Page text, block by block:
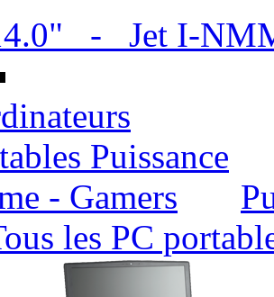
- Jet I-
les PC